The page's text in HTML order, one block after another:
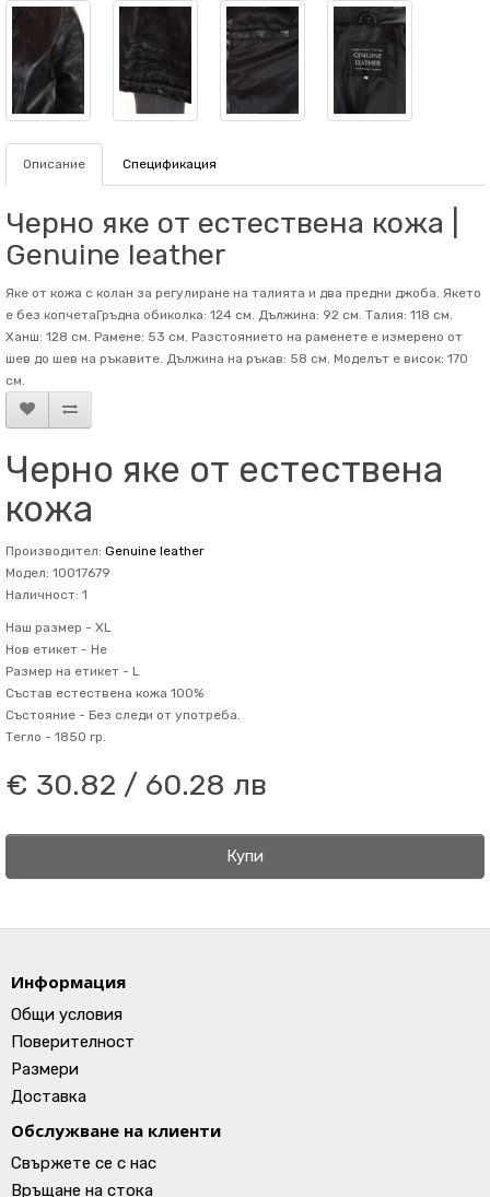
Описание Спецификация
Черно яке от естествена кожа |
Genuine leather
Яке от кожа с колан за регулиране на талията и два предни джоба. Якето
е без копчетаГръдна обиколка: 124 см. Дължина: 92 см. Талия: 118 см.
Ханш: 128 см. Рамене: 53 см. Разстоянието на раменете е измерено от
шев до шев на ръкавите. Дължина на ръкав: 58 см. Mоделът е висок: 170
см.
Черно яке от естествена
кожа
Производител: Genuine leather
Модел: 10017679
Наличност: 1
Наш размер - XL
Нов етикет - Не
Размер на етикет - L
Състав естествена кожа 100%
Състояние - Без следи от употреба.
Тегло - 1850 гр.
€ 30.82 / 60.28 лв
Купи
Информация
Общи условия
Поверителност
Размери
Доставка
Обслужване на клиенти
Свържете се с нас
Връщане на стока